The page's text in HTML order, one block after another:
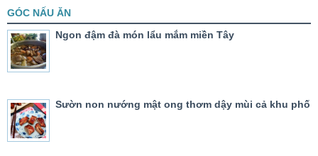
GÓC NẤU ĂN
Ngon đậm đà món lẩu mắm miền Tây
Sườn non nướng mật ong thơm dậy mùi cả khu phố